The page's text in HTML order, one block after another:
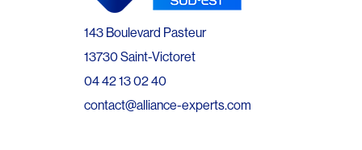
143 Boulevard Pasteur
13730 Saint-Victoret
04 42 13 02 40
contact@alliance-experts.com